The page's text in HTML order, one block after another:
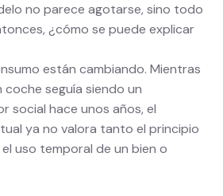
no parece agotarse, sino todo
¿cómo se puede explicar
están cambiando. Mientras
seguía siendo un
social hace unos años, el
ya no valora tanto el principio
uso temporal de un bien o